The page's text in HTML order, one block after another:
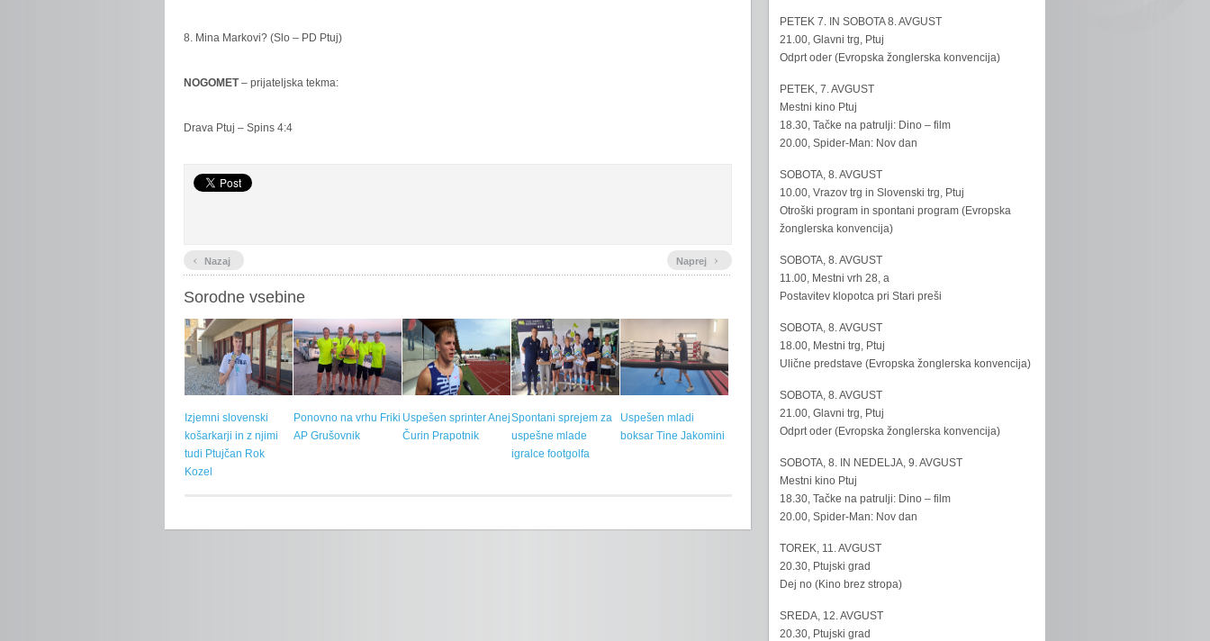
8. Mina Markovi? (Slo – PD Ptuj)
NOGOMET– prijateljska tekma:
Drava Ptuj – Spins 4:4
‹ Nazaj Naprej ›
Sorodne vsebine
Izjemni slovenski
košarkarji in z njimi
tudi Ptujčan Rok
Kozel
Ponovno na vrhu Friki
AP Grušovnik
Uspešen sprinter Anej
Čurin Prapotnik
Spontani sprejem za
uspešne mlade
igralce footgolfa
Uspešen mladi
boksar Tine Jakomini
PETEK 7. IN SOBOTA 8. AVGUST
21.00, Glavni trg, Ptuj
Odprt oder (Evropska žonglerska konvencija)
PETEK, 7. AVGUST
Mestni kino Ptuj
18.30, Tačke na patrulji: Dino – film
20.00, Spider-Man: Nov dan
SOBOTA, 8. AVGUST
10.00, Vrazov trg in Slovenski trg, Ptuj
Otroški program in spontani program (Evropska
žonglerska konvencija)
SOBOTA, 8. AVGUST
11.00, Mestni vrh 28, a
Postavitev klopotca pri Stari preši
SOBOTA, 8. AVGUST
18.00, Mestni trg, Ptuj
Ulične predstave (Evropska žonglerska konvencija)
SOBOTA, 8. AVGUST
21.00, Glavni trg, Ptuj
Odprt oder (Evropska žonglerska konvencija)
SOBOTA, 8. IN NEDELJA, 9. AVGUST
Mestni kino Ptuj
18.30, Tačke na patrulji: Dino – film
20.00, Spider-Man: Nov dan
TOREK, 11. AVGUST
20.30, Ptujski grad
Dej no (Kino brez stropa)
SREDA, 12. AVGUST
20.30, Ptujski grad